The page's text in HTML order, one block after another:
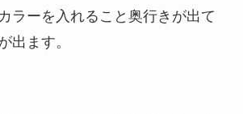
ラーを入れること奥行きが出て
出ます。